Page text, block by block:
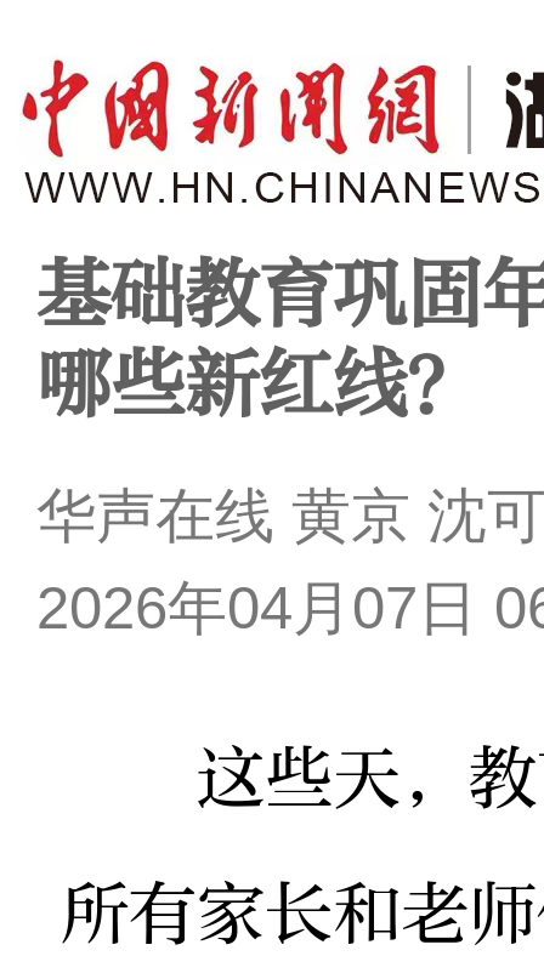
基础教育巩固
哪些新红线？
华声在线 黄京 沈
2026年04月07日
这些天，教
所有家长和老